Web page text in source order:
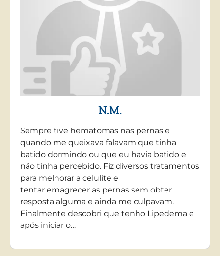
N.M.
Sempre tive hematomas nas pernas e
quando me queixava falavam que tinha
batido dormindo ou que eu havia batido e
não tinha percebido. Fiz diversos tratamentos
para melhorar a celulite e
tentar emagrecer as pernas sem obter
resposta alguma e ainda me culpavam.
Finalmente descobri que tenho Lipedema e
após iniciar o…